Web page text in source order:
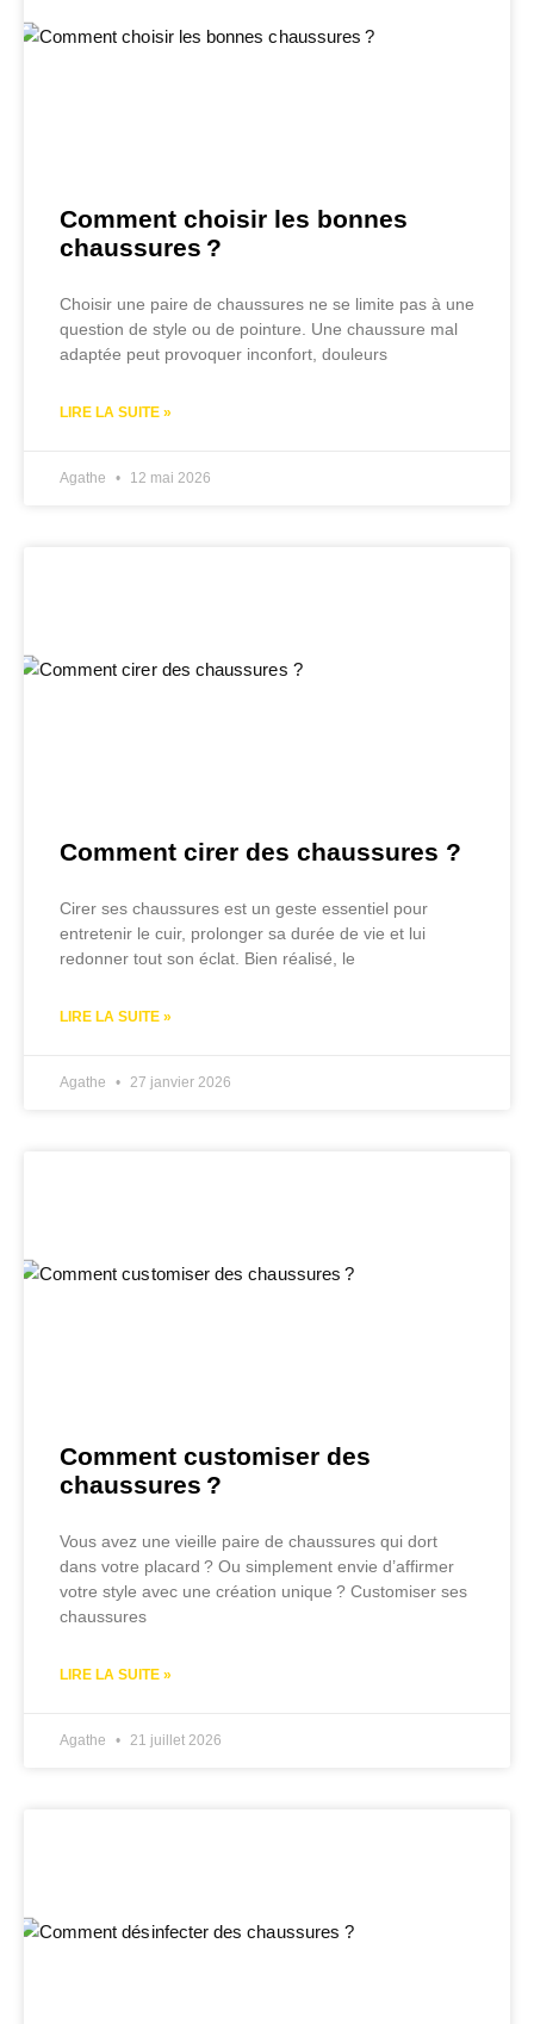
Comment choisir les bonnes
chaussures ?
Choisir une paire de chaussures ne se limite pas à une
question de style ou de pointure. Une chaussure mal
adaptée peut provoquer inconfort, douleurs
LIRE LA SUITE »
Agathe 12 mai 2026
Comment cirer des chaussures ?
Cirer ses chaussures est un geste essentiel pour
entretenir le cuir, prolonger sa durée de vie et lui
redonner tout son éclat. Bien réalisé, le
LIRE LA SUITE »
Agathe 27 janvier 2026
Comment customiser des
chaussures ?
Vous avez une vieille paire de chaussures qui dort
dans votre placard ? Ou simplement envie d’affirmer
votre style avec une création unique ? Customiser ses
chaussures
LIRE LA SUITE »
Agathe 21 juillet 2026